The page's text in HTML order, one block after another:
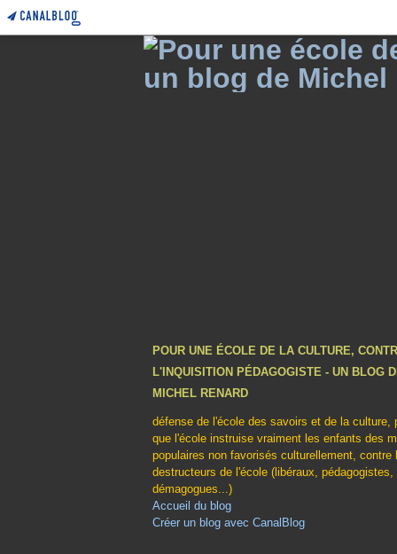
POUR UNE ÉCOLE DE LA CULTURE,
L'INQUISITION PÉDAGOGISTE - UN BLOG
MICHEL RENARD
défense de l'école des savoirs et de la culture,
que l'école instruise vraiment les enfants des
populaires non favorisés culturellement, contre
destructeurs de l'école (libéraux, pédagogistes,
démagogues...)
Accueil du blog
Créer un blog avec CanalBlog